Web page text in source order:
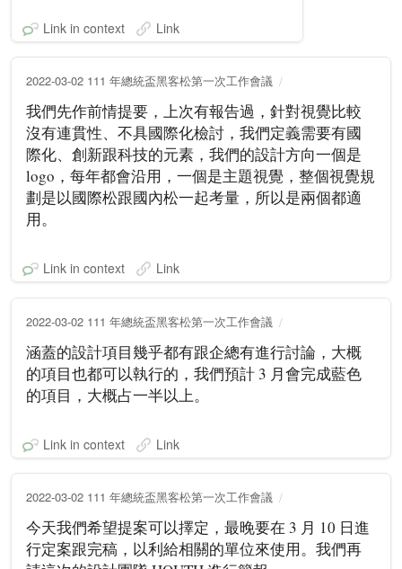
Link in context Link
2022-03-02 111 年總統盃黑客松第一次工作會議
我們先作前情提要，上次有報告過，針對視覺比較
沒有連貫性、不具國際化檢討，我們定義需要有國
際化、創新跟科技的元素，我們的設計方向一個是
logo，每年都會沿用，一個是主題視覺，整個視覺規
劃是以國際松跟國內松一起考量，所以是兩個都適
用。
Link in context Link
2022-03-02 111 年總統盃黑客松第一次工作會議
涵蓋的設計項目幾乎都有跟企總有進行討論，大概
的項目也都可以執行的，我們預計 3 月會完成藍色
的項目，大概占一半以上。
Link in context Link
2022-03-02 111 年總統盃黑客松第一次工作會議
今天我們希望提案可以擇定，最晚要在 3 月 10 日進
行定案跟完稿，以利給相關的單位來使用。我們再